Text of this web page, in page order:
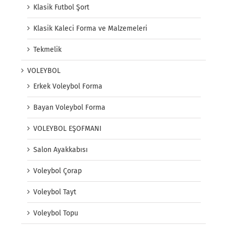
Klasik Futbol Şort
Klasik Kaleci Forma ve Malzemeleri
Tekmelik
VOLEYBOL
Erkek Voleybol Forma
Bayan Voleybol Forma
VOLEYBOL EŞOFMANI
Salon Ayakkabısı
Voleybol Çorap
Voleybol Tayt
Voleybol Topu